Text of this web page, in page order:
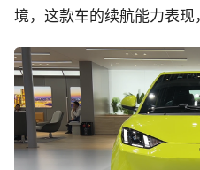
境，这款车的续航能力表现